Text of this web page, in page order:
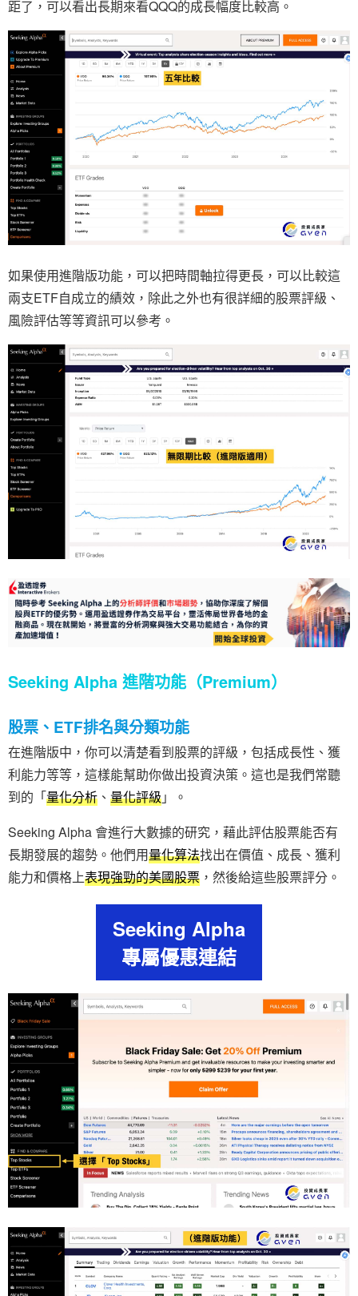
距了，可以看出長期來看QQQ的成長幅度比較高。
如果使用進階版功能，可以把時間軸拉得更長，可以比較這
兩支ETF自成立的績效，除此之外也有很詳細的股票評級、
風險評估等等資訊可以參考。
Seeking Alpha 進階功能（Premium）
股票、ETF排名與分類功能
在進階版中，你可以清楚看到股票的評級，包括成長性、獲
利能力等等，這樣能幫助你做出投資決策。這也是我們常聽
到的「量化分析 、 量化評級」。
Seeking Alpha 會進行大數據的研究，藉此評估股票能否有
長期發展的趨勢。他們用量化算法找出在價值、成長、獲利
能力和價格上表現強勁的美國股票 ，然後給這些股票評分。
Seeking Alpha
專屬優惠連結